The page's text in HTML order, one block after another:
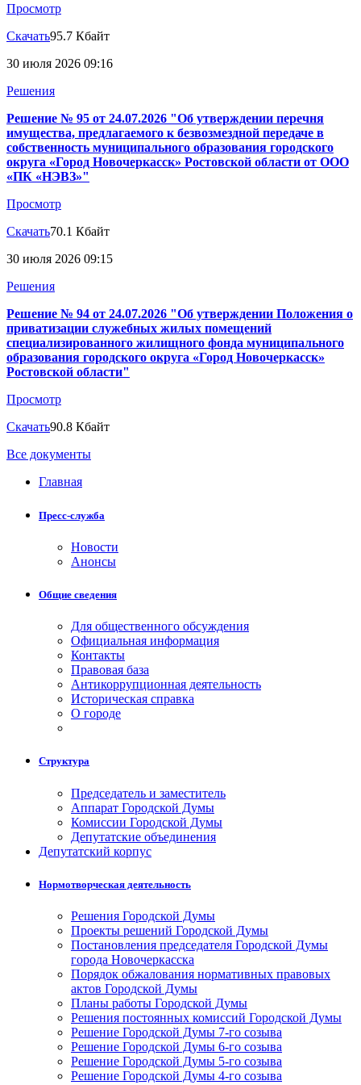
Просмотр
Скачать95.7 Кбайт
30 июля 2026 09:16
Решения
Решение № 95 от 24.07.2026 "Об утверждении перечня
имущества, предлагаемого к безвозмездной передаче в
собственность муниципального образования городского
округа «Город Новочеркасск» Ростовской области от ООО
«ПК «НЭВЗ»"
Просмотр
Скачать70.1 Кбайт
30 июля 2026 09:15
Решения
Решение № 94 от 24.07.2026 "Об утверждении Положения о
приватизации служебных жилых помещений
специализированного жилищного фонда муниципального
образования городского округа «Город Новочеркасск»
Ростовской области"
Просмотр
Скачать90.8 Кбайт
Все документы
Главная
Пресс-служба
Новости
Анонсы
Общие сведения
Для общественного обсуждения
Официальная информация
Контакты
Правовая база
Антикоррупционная деятельность
Историческая справка
О городе
Структура
Председатель и заместитель
Аппарат Городской Думы
Комиссии Городской Думы
Депутатские объединения
Депутатский корпус
Нормотворческая деятельность
Решения Городской Думы
Проекты решений Городской Думы
Постановления председателя Городской Думы
города Новочеркасска
Порядок обжалования нормативных правовых
актов Городской Думы
Планы работы Городской Думы
Решения постоянных комиссий Городской Думы
Решение Городской Думы 7-го созыва
Решение Городской Думы 6-го созыва
Решение Городской Думы 5-го созыва
Решение Городской Думы 4-го созыва